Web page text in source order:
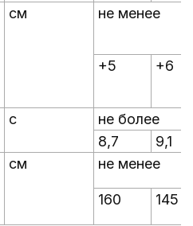
см не менее
+5 +6
с
не более
8,7
9,1
см не менее
160 145